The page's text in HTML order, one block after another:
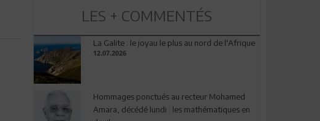
LES + COMMENTÉS
La Galite : le joyau le plus au nord de l'Afrique
12.07.2026
Hommages ponctués au recteur Mohamed
Amara, décédé lundi : les mathématiques en